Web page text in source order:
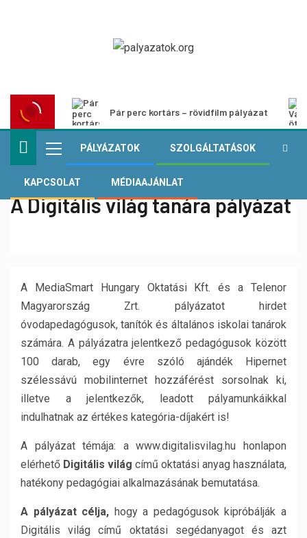
Pár perc kortárs – rövidfilm pályázat
PÁLYÁZATOK SZOLGÁLTATÁSOK
KAPCSOLAT MÉDIAAJÁNLAT
A Digitális világ tanára pályázat
A MediaSmart Hungary Oktatási Kft. és a Telenor
Magyarország Zrt. pályázatot hirdet
óvodapedagógusok, tanítók és általános iskolai tanárok
számára. A pályázatra jelentkező pedagógusok között
100 darab, egy évre szóló ajándék Hipernet
szélessávú mobilinternet hozzáférést sorsolnak ki,
illetve a jelentkezők, leadott pályamunkáikkal
indulhatnak az értékes kategória-díjakért is!
A pályázat témája: a www.digitalisvilag.hu honlapon
elérhető Digitális világ című oktatási anyag használata,
hatékony pedagógiai alkalmazásának bemutatása.
A pályázat célja, hogy a pedagógusok kipróbálják a
Digitális világ című oktatási segédanyagot és azt